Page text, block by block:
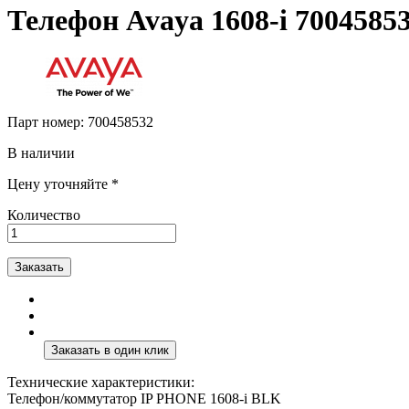
Телефон Avaya 1608-i
Парт номер: 700458532
В наличии
Цену уточняйте *
Количество
Заказать
Технические характеристики:
Телефон/коммутатор IP PHONE 1608-i BLK